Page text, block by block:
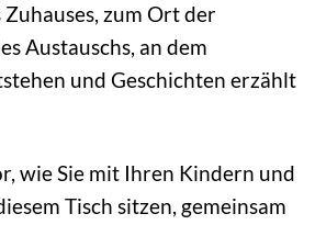
zum Ort der
Austauschs, an dem
und Geschichten erzählt
wie Sie mit Ihren Kindern und
Tisch sitzen, gemeinsam